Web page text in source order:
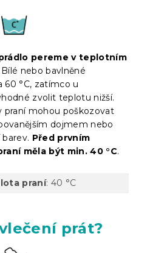
pereme v teplotním
Bílé nebo bavlněné
60 °C, zatímco u
zvolit teplotu nižší.
praní mohou poškozovat
dojmem nebo
Před prvním
měla být min. 40 °C.
praní: 40 °C
prát?